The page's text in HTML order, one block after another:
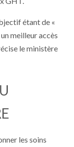
étant de «
meilleur accès
le ministère
les soins